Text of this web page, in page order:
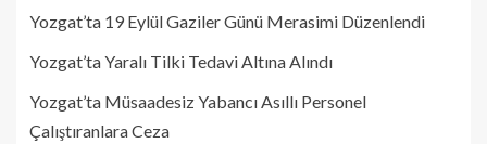
Yozgat’ta 19 Eylül Gaziler Günü Merasimi Düzenlendi
Yozgat’ta Yaralı Tilki Tedavi Altına Alındı
Yozgat’ta Müsaadesiz Yabancı Asıllı Personel
Çalıştıranlara Ceza